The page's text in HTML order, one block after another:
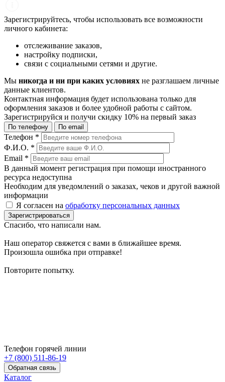
Зарегистрируйтесь, чтобы использовать все возможности
личного кабинета:
отслеживание заказов,
настройку подписки,
связи с социальными сетями и другие.
Мы никогда и ни при каких условиях не разглашаем личные
данные клиентов.
Контактная информация будет использована только для
оформления заказов и более удобной работы с сайтом.
Зарегистрируйся и получи скидку 10% на первый заказ
По телефону По email
Телефон *
Ф.И.О. *
Email *
В данный момент регистрация при помощи иностранного
ресурса недоступна
Необходим для уведомлений о заказах, чеков и другой важной
информации
Я согласен на обработку персональных данных
Зарегистрироваться
Спасибо, что написали нам.
Наш оператор свяжется с вами в ближайшее время.
Произошла ошибка при отправке!
Повторите попытку.
Телефон горячей линии
+7 (800) 511-86-19
Обратная связь
Каталог